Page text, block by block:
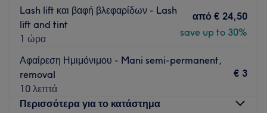
Go to venue
Lash lift και βαφή βλεφαρίδων - Lash
lift and tint
1 ώρα
από € 24,50
save up to 30%
Αφαίρεση Ημιμόνιμου - Mani semi-permanent,
removal
10 λεπτά
€ 3
Περισσότερα για το κατάστημα